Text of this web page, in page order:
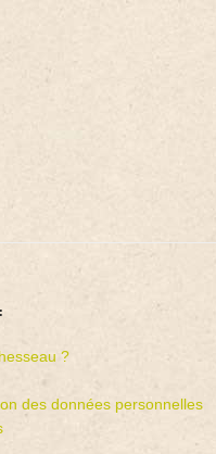
?
des données personnelles